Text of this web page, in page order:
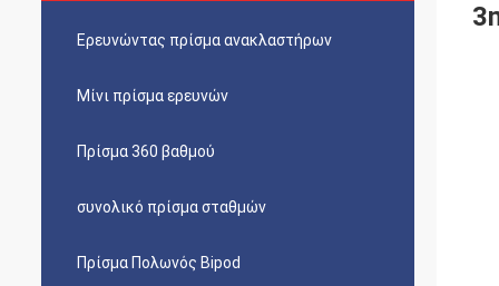
Ερευνώντας πρίσμα ανακλαστήρων
Μίνι πρίσμα ερευνών
Πρίσμα 360 βαθμού
συνολικό πρίσμα σταθμών
Πρίσμα Πολωνός Bipod